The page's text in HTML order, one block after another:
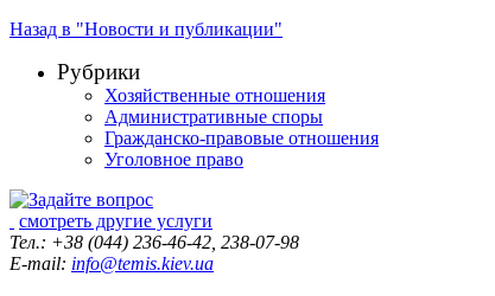
Назад в "Новости и публикации"
Рубрики
Хозяйственные отношения
Административные споры
Гражданско-правовые отношения
Уголовное право
смотреть другие услуги
Тел.: +38 (044) 236-46-42, 238-07-98
E-mail: info@temis.kiev.ua